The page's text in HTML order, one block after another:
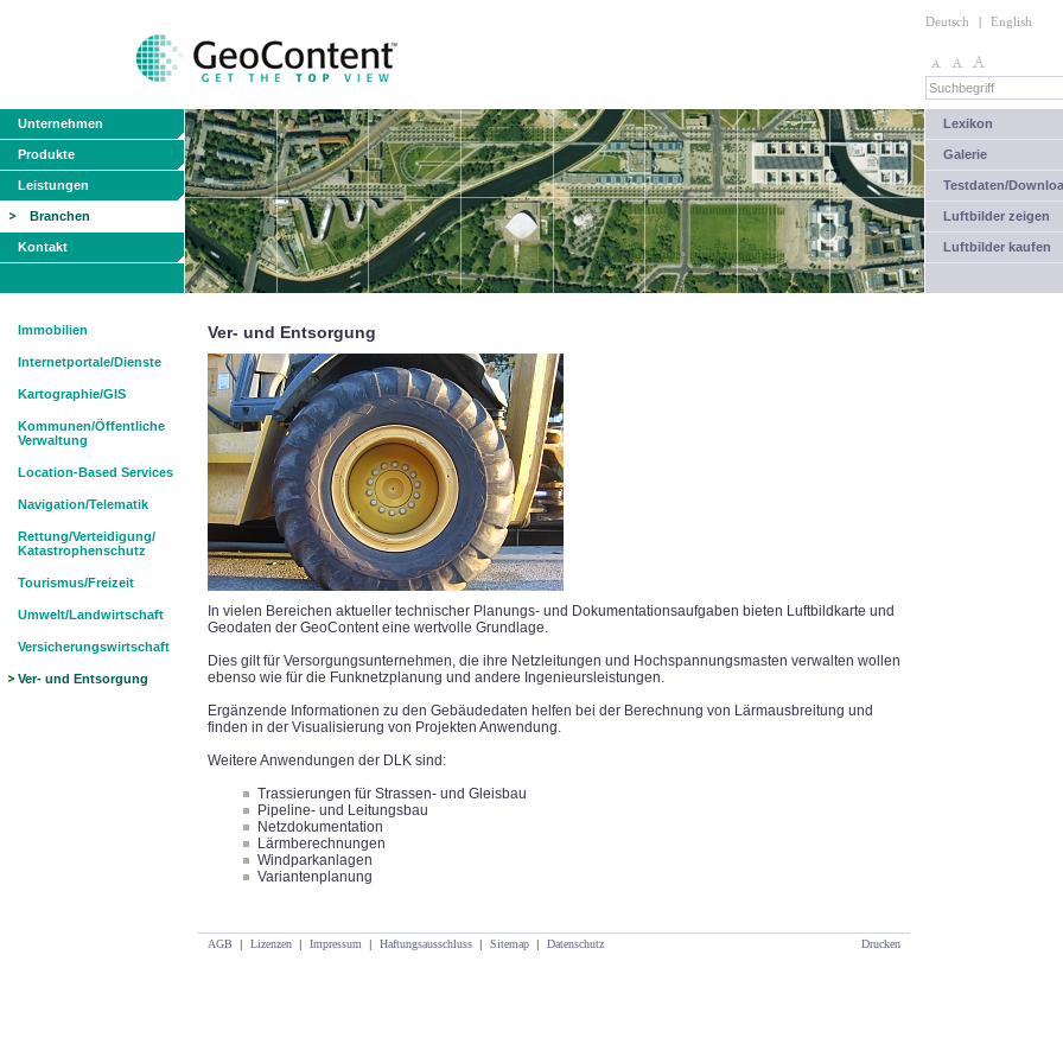
Deutsch | English
Unternehmen
Produkte
Leistungen
Branchen
Kontakt
Lexikon
Galerie
Testdaten/
Luftbilder zeigen
Luftbilder kaufen
Immobilien
Internetportale/Dienste
Kartographie/GIS
Kommunen/Öffentliche
Verwaltung
Location-Based Services
Navigation/Telematik
Rettung/Verteidigung/
Katastrophenschutz
Tourismus/Freizeit
Umwelt/Landwirtschaft
Versicherungswirtschaft
Ver- und Entsorgung
Ver- und Entsorgung
In vielen Bereichen aktueller technischer Planungs- und Dokumentationsaufgaben bieten Luftbildkarte und
Geodaten der GeoContent eine wertvolle Grundlage.
Dies gilt für Versorgungsunternehmen, die ihre Netzleitungen und Hochspannungsmasten verwalten wollen
ebenso wie für die Funknetzplanung und andere Ingenieursleistungen.
Ergänzende Informationen zu den Gebäudedaten helfen bei der Berechnung von Lärmausbreitung und
finden in der Visualisierung von Projekten Anwendung.
Weitere Anwendungen der DLK sind:
Trassierungen für Strassen- und Gleisbau
Pipeline- und Leitungsbau
Netzdokumentation
Lärmberechnungen
Windparkanlagen
Variantenplanung
AGB | Lizenzen | Impressum | Haftungsausschluss | Sitemap | Datenschutz Drucken